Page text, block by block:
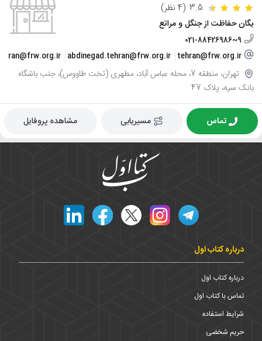
3.5 (4 نظر)
یگان حفاظت از جنگل و مراتع
021-88426986~9
tehran@frw.org.ir
abdinegad.tehran@frw.org.ir
تهران، منطقه 7، محله عباس آباد، مطهری (تخت طاووس)، جنب باشگاه
بانک سپه، پلاک 47
تماس مسیریابی مشاهده پروفایل
درباره کتاب اول
درباره کتاب اول
تماس با کتاب اول
شرایط استفاده
حریم شخضی